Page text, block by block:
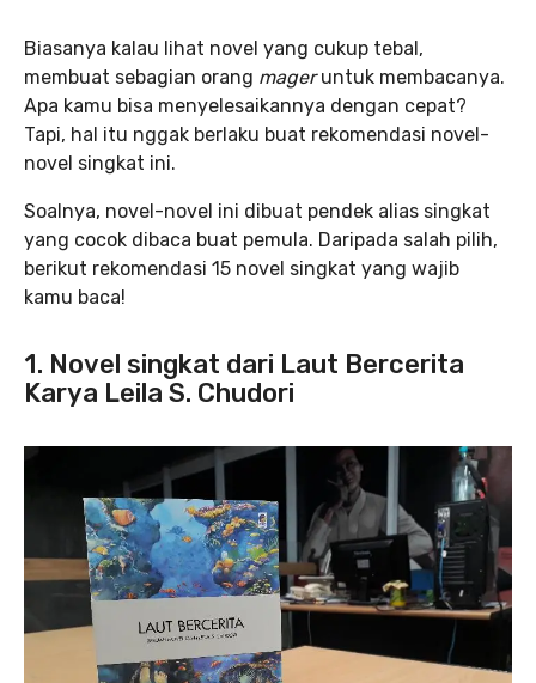
Biasanya kalau lihat novel yang cukup tebal,
membuat sebagian orang mageruntuk membacanya.
Apa kamu bisa menyelesaikannya dengan cepat?
Tapi, hal itu nggak berlaku buat rekomendasi novel-
novel singkat ini.
Soalnya, novel-novel ini dibuat pendek alias singkat
yang cocok dibaca buat pemula. Daripada salah pilih,
berikut rekomendasi 15 novel singkat yang wajib
kamu baca!
1. Novel singkat dari Laut Bercerita
Karya Leila S. Chudori